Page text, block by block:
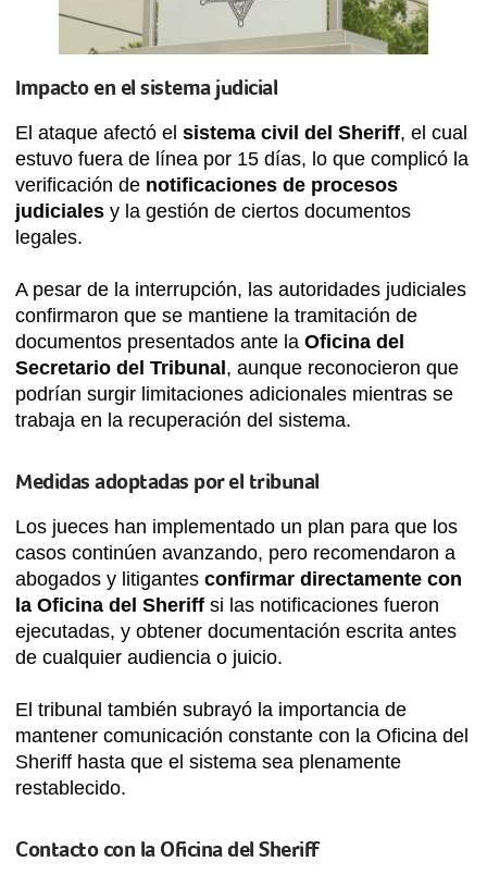
Impacto en el sistema judicial
El ataque afectó el sistema civil del Sheriff, el cual
estuvo fuera de línea por 15 días, lo que complicó la
verificación de notificaciones de procesos
judiciales y la gestión de ciertos documentos
legales.
A pesar de la interrupción, las autoridades judiciales
confirmaron que se mantiene la tramitación de
documentos presentados ante la Oficina del
Secretario del Tribunal , aunque reconocieron que
podrían surgir limitaciones adicionales mientras se
trabaja en la recuperación del sistema.
Medidas adoptadas por el tribunal
Los jueces han implementado un plan para que los
casos continúen avanzando, pero recomendaron a
abogados y litigantes confirmar directamente con
la Oficina del Sheriff si las notificaciones fueron
ejecutadas, y obtener documentación escrita antes
de cualquier audiencia o juicio.
El tribunal también subrayó la importancia de
mantener comunicación constante con la Oficina del
Sheriff hasta que el sistema sea plenamente
restablecido.
Contacto con la Oficina del Sheriff